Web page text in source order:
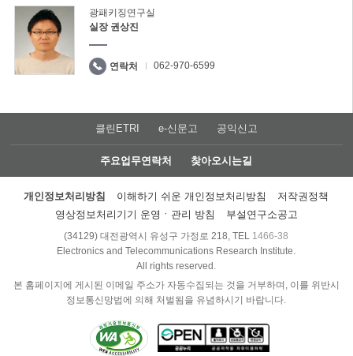
광패키징연구실
실장 권상진
연락처 062-970-6599
클린ETRI e-신문고 공익신고
주요업무연락처 찾아오시는길
개인정보처리방침 이해하기 쉬운 개인정보처리방침
저작권정책
영상정보처리기기 운영ㆍ관리 방침
부설연구소공고
(34129) 대전광역시 유성구 가정로 218, TEL 1466-38
Electronics and Telecommunications Research Institute.
All rights reserved.
본 홈페이지에 게시된 이메일 주소가 자동수집되는 것을 거부하며, 이를 위반시
정보통신망법에 의해 처벌됨을 유념하시기 바랍니다.